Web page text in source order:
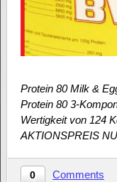
Protein 80 Milk &
Protein 80 3-
Wertigkeit von 124
AKTIONSPREIS
0 Comments